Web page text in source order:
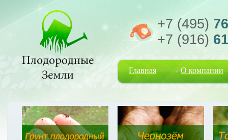
+7 (495)
+7 (916)
Главная О компании